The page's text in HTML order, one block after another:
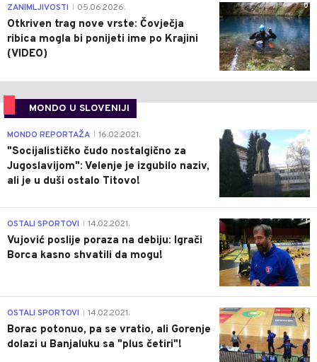
0
ZANIMLJIVOSTI 05.06.2026.
Otkriven trag nove vrste: Čovječja
ribica mogla bi ponijeti ime po Krajini
(VIDEO)
MONDO U SLOVENIJI
4
MONDO REPORTAŽA 16.02.2021.
"Socijalističko čudo nostalgično za
Jugoslavijom": Velenje je izgubilo naziv,
ali je u duši ostalo Titovo!
1
OSTALI SPORTOVI 14.02.2021.
Vujović poslije poraza na debiju: Igrači
Borca kasno shvatili da mogu!
3
OSTALI SPORTOVI 14.02.2021.
Borac potonuo, pa se vratio, ali Gorenje
dolazi u Banjaluku sa "plus četiri"!